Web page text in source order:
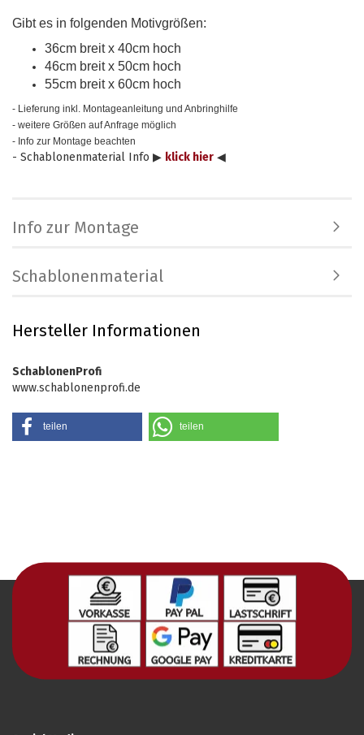
Gibt es in folgenden Motivgrößen:
36cm breit x 40cm hoch
46cm breit x 50cm hoch
55cm breit x 60cm hoch
- Lieferung inkl. Montageanleitung und Anbringhilfe
- weitere Größen auf Anfrage möglich
- Info zur Montage beachten
- Schablonenmaterial Info ▶ klick hier ◀
Info zur Montage
Schablonenmaterial
Hersteller Informationen
SchablonenProfi
www.schablonenprofi.de
teilen teilen